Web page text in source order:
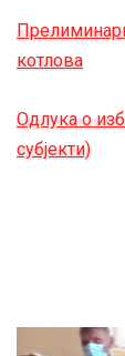
котлова
Одлука о
субјекти)